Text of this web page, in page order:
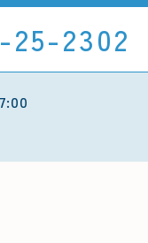
25-2302